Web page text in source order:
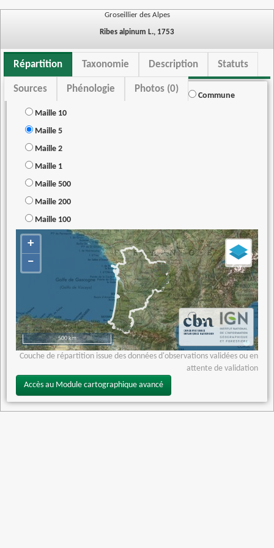
Groseillier des Alpes
Ribes alpinum L., 1753
Répartition Taxonomie Description Statuts
Sources Phénologie Photos (0)
Commune
Maille 10
Maille 5
Maille 2
Maille 1
Maille 500
Maille 200
Maille 100
+
−
500 km
Couche de répartition issue des données d'observations validées ou en
attente de validation
Accès au Module cartographique avancé